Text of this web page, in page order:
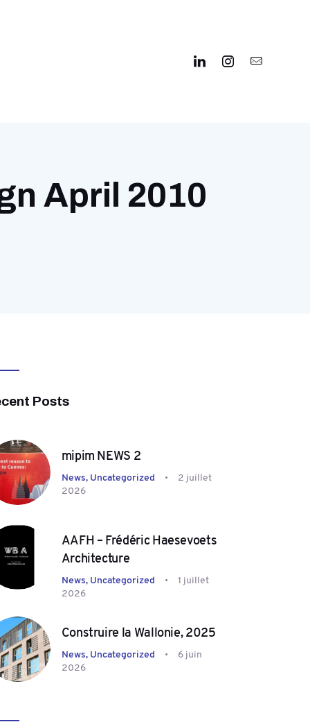
April 2010
Posts
mipim NEWS 2
News, Uncategorized
2 juillet
2026
AAFH – Frédéric Haesevoets
Architecture
News, Uncategorized
1 juillet
2026
Construire la Wallonie, 2025
News, Uncategorized
6 juin
2026